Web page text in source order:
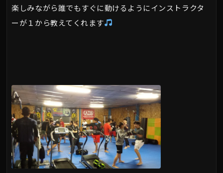
楽しみながら誰でもすぐに動けるようにインストラクタ
ーが１から教えてくれます